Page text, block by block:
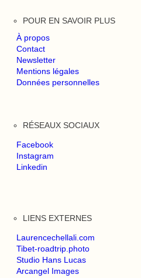
POUR EN SAVOIR PLUS
À propos
Contact
Newsletter
Mentions légales
Données personnelles
RÉSEAUX SOCIAUX
Facebook
Instagram
Linkedin
LIENS EXTERNES
Laurencechellali.com
Tibet-roadtrip.photo
Studio Hans Lucas
Arcangel Images